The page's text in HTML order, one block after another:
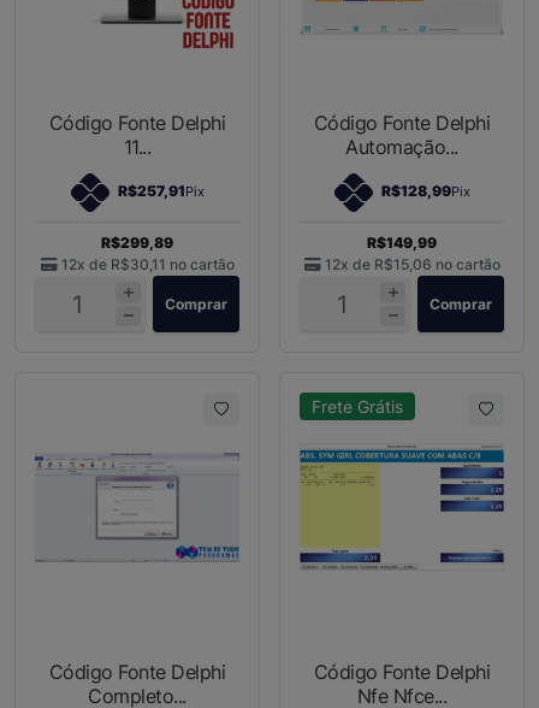
Código Fonte Delphi
11...
R$257,91Pix
R$299,89
12x de R$30,11 no cartão
Comprar
Código Fonte Delphi
Automação...
R$128,99Pix
R$149,99
12x de R$15,06 no cartão
Comprar
Código Fonte Delphi
Completo...
Frete Grátis
Código Fonte Delphi
Nfe Nfce...